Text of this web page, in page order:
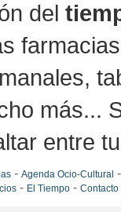
del
más...
entre
- Agenda Ocio-Cultural
- El Tiempo- Contacto